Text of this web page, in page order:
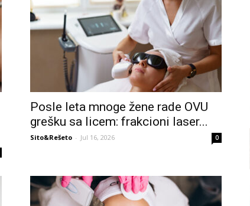
Posle leta mnoge žene rade OVU
grešku sa licem: frakcioni laser...
Sito&Rešeto - Jul 16, 2026 0